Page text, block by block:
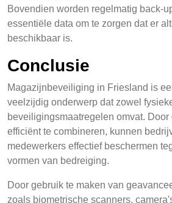
Bovendien worden regelmatig back-
essentiële data om te zorgen dat er
beschikbaar is.
Conclusie
Magazijnbeveiliging in Friesland is
veelzijdig onderwerp dat zowel
beveiligingsmaatregelen omvat. Door
efficiënt te combineren, kunnen
medewerkers effectief beschermen
vormen van bedreiging.
Door gebruik te maken van
zoals biometrische scanners,